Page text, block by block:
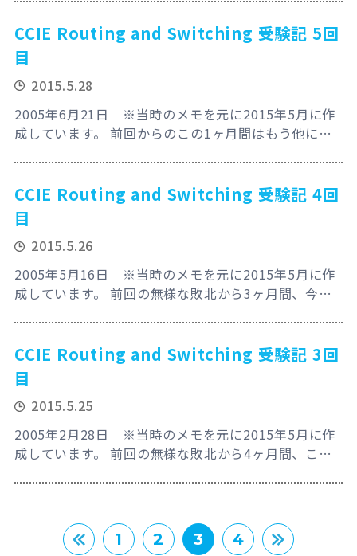
ねぇ。” と言う思い込みでCCNPのVoice版である
CCVPからコツコツと進め、2005年11月に筆記に70点
ギッリギリで合格！そして3ヶ月間は自宅…
CCIE Routing and Switching 受験記 5回
目
2015.5.28
2005年6月21日 ※当時のメモを元に2015年5月に作
成しています。 前回からのこの1ヶ月間はもう他に何
と今まで見えなかった部分が見えてきた！何てこった
勘違いしていた箇所が発見された！まだまだ修行が足
りなかったのか。。。やっぱり基本に立返るのは大事
だなぁ。独学でやってるとこういう見えない…
CCIE Routing and Switching 受験記 4回
目
2015.5.26
2005年5月16日 ※当時のメモを元に2015年5月に作
成しています。 前回の無様な敗北から3ヶ月間、今回
た。実は前回から今回の間に試験バージョンが変更に
なったのです。DLSwが消えて巷で噂のIPv6が導入さ
れる事になったのだ！様子見？攻めてみなきゃ何も落
とせないんだぜ？とダーティハリー的…
CCIE Routing and Switching 受験記 3回
目
2015.5.25
2005年2月28日 ※当時のメモを元に2015年5月に作
成しています。 前回の無様な敗北から4ヶ月間、この
したい！という想いが強くなり(なんだそりゃ？)晴れ
て２足のわらじではない純粋なネットワークエンジニ
＜ 1 2 3 4